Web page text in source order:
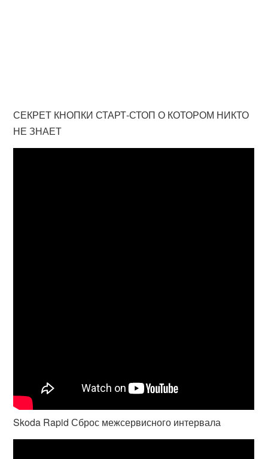
СЕКРЕТ КНОПКИ СТАРТ-СТОП О КОТОРОМ НИКТО
НЕ ЗНАЕТ
Skoda Rapid Сброс межсервисного интервала